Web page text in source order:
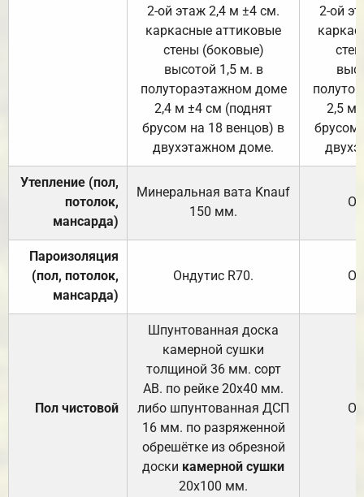
2-ой этаж 2,4 м ±4 см.
каркасные аттиковые
стены (боковые)
высотой 1,5 м. в
полутораэтажном доме
2,4 м ±4 см (поднят
брусом на 18 венцов) в
двухэтажном доме.
2-ой
2,5 м
брусом
Утепление (пол,
потолок,
мансарда)
Минеральная вата Knauf
150 мм.
Пароизоляция
(пол, потолок,
мансарда)
Ондутис R70.
Пол чистовой
Шпунтованная доска
камерной сушки
толщиной 36 мм. сорт
АВ. по рейке 20х40 мм.
либо шпунтованная ДСП
16 мм. по разряженной
обрешётке из обрезной
доски камерной сушки
20х100 мм.